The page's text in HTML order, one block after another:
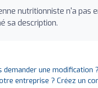
nutritionniste n'a pas
sa description.
demander une modification ?
entreprise ? Créez un